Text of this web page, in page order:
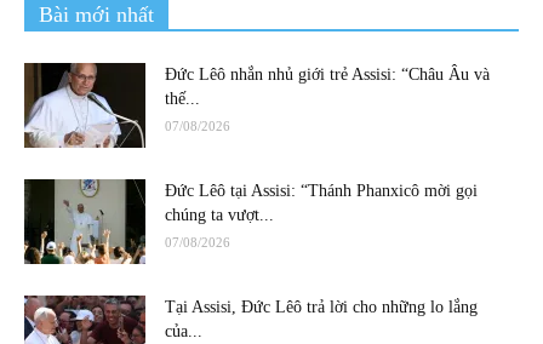
Bài mới nhất
Đức Lêô nhắn nhủ giới trẻ Assisi: “Châu Âu và
thế...
07/08/2026
Đức Lêô tại Assisi: “Thánh Phanxicô mời gọi
chúng ta vượt...
07/08/2026
Tại Assisi, Đức Lêô trả lời cho những lo lắng
của...